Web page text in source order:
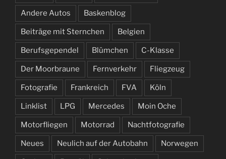
Andere Autos Baskenblog
Beiträge mit Sternchen Belgien
Berufsgependel Blümchen C-Klasse
Der Moorbraune Fernverkehr Fliegzeug
Fotografie Frankreich FVA Köln
Linklist LPG Mercedes Moin Oche
Motorfliegen Motorrad Nachtfotografie
Neues Neulich auf der Autobahn Norwegen